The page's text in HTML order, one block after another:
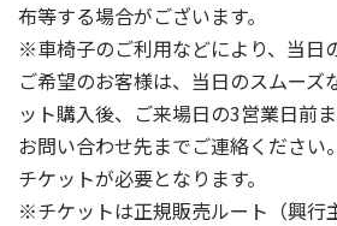
布等する場合がございます。
※車椅子のご利用などにより、当日
ご希望のお客様は、当日のスムーズ
ット購入後、ご来場日の3営業日前
お問い合わせ先までご連絡ください
チケットが必要となります。
※チケットは正規販売ルート（興行